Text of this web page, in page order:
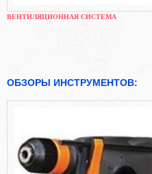
ВЕНТИЛЯЦИОННАЯ СИСТЕМА
ОБЗОРЫ ИНСТРУМЕНТОВ: